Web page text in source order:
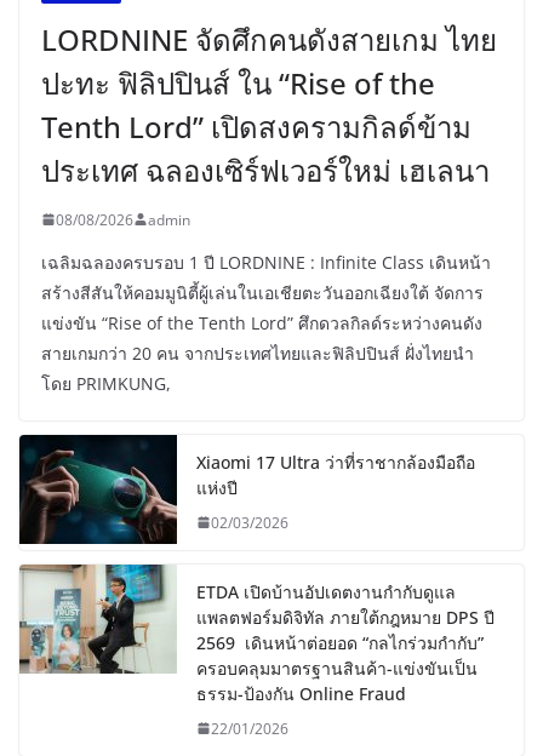
LORDNINE จัดศึกคนดังสายเกม ไทย
ปะทะ ฟิลิปปินส์ ใน “Rise of the
Tenth Lord” เปิดสงครามกิลด์ข้าม
ประเทศ ฉลองเซิร์ฟเวอร์ใหม่ เฮเลนา
08/08/2026 admin
เฉลิมฉลองครบรอบ 1 ปี LORDNINE : Infinite Class เดินหน้า
สร้างสีสันให้คอมมูนิตี้ผู้เล่นในเอเชียตะวันออกเฉียงใต้ จัดการ
แข่งขัน “Rise of the Tenth Lord” ศึกดวลกิลด์ระหว่างคนดัง
สายเกมกว่า 20 คน จากประเทศไทยและฟิลิปปินส์ ฝั่งไทยนำ
โดย PRIMKUNG,
Xiaomi 17 Ultra ว่าที่ราชากล้องมือถือ
แห่งปี
02/03/2026
ETDA เปิดบ้านอัปเดตงานกำกับดูแล
แพลตฟอร์มดิจิทัล ภายใต้กฎหมาย DPS ปี
2569 เดินหน้าต่อยอด “กลไกร่วมกำกับ”
ครอบคลุมมาตรฐานสินค้า-แข่งขันเป็น
ธรรม-ป้องกัน Online Fraud
22/01/2026